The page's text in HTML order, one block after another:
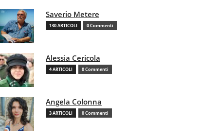
Saverio Metere
130 ARTICOLI 0 Commenti
Alessia Cericola
4 ARTICOLI 0 Commenti
Angela Colonna
3 ARTICOLI 0 Commenti